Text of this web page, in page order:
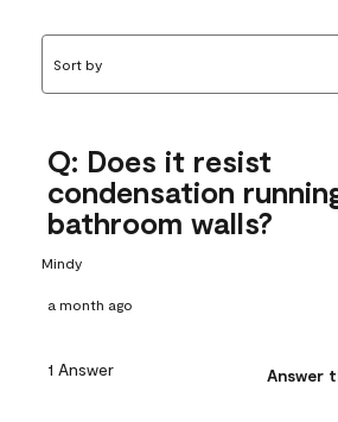
Sort by
Q: Does it resist
condensation
bathroom walls?
Mindy
a month ago
1 Answer Answer